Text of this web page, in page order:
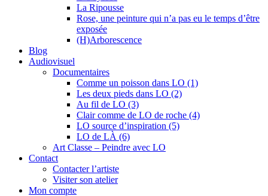
La Ripousse
Rose, une peinture qui n’a pas eu le temps d’être
exposée
(H)Arborescence
Blog
Audiovisuel
Documentaires
Comme un poisson dans LO (1)
Les deux pieds dans LO (2)
Au fil de LO (3)
Clair comme de LO de roche (4)
LO source d’inspiration (5)
LO de LÀ (6)
Art Classe – Peindre avec LO
Contact
Contacter l’artiste
Visiter son atelier
Mon compte